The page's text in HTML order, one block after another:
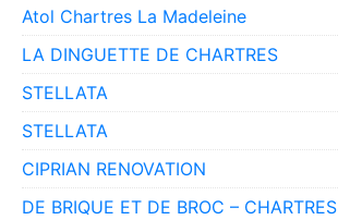
Atol Chartres La Madeleine
LA DINGUETTE DE CHARTRES
STELLATA
STELLATA
CIPRIAN RENOVATION
DE BRIQUE ET DE BROC – CHARTRES